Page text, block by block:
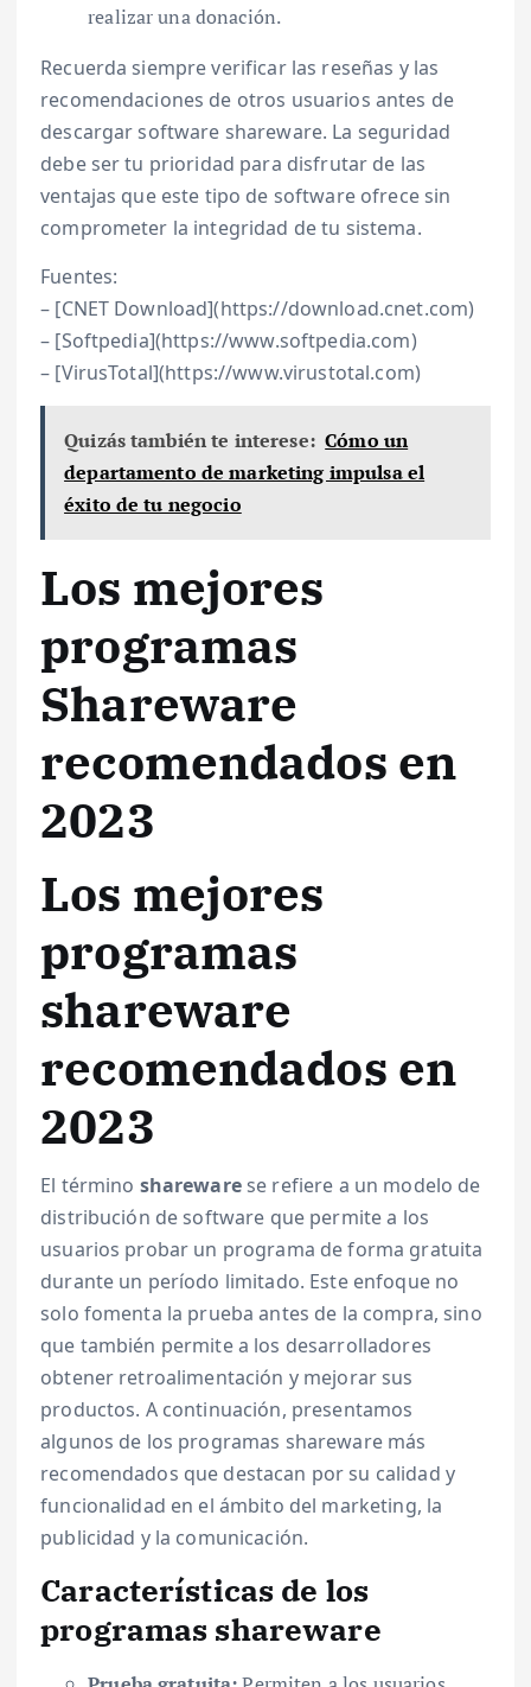
realizar una donación.
Recuerda siempre verificar las reseñas y las
recomendaciones de otros usuarios antes de
descargar software shareware. La seguridad
debe ser tu prioridad para disfrutar de las
ventajas que este tipo de software ofrece sin
comprometer la integridad de tu sistema.
Fuentes:
– [CNET Download](https://download.cnet.com)
– [Softpedia](https://www.softpedia.com)
– [VirusTotal](https://www.virustotal.com)
Quizás también te interese: Cómo un
departamento de marketing impulsa el
éxito de tu negocio
Los mejores
programas
Shareware
recomendados en
2023
Los mejores
programas
shareware
recomendados en
2023
El término sharewarese refiere a un modelo de
distribución de software que permite a los
usuarios probar un programa de forma gratuita
durante un período limitado. Este enfoque no
solo fomenta la prueba antes de la compra, sino
que también permite a los desarrolladores
obtener retroalimentación y mejorar sus
productos. A continuación, presentamos
algunos de los programas shareware más
recomendados que destacan por su calidad y
funcionalidad en el ámbito del marketing, la
publicidad y la comunicación.
Características de los
programas shareware